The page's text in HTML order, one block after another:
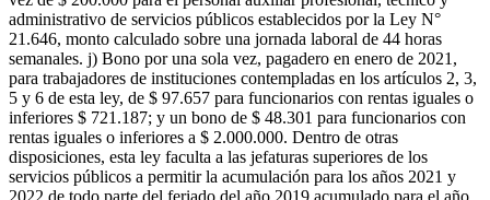
administrativo de servicios públicos establecidos por la Ley N°
21.646, monto calculado sobre una jornada laboral de 44 horas
semanales. j) Bono por una sola vez, pagadero en enero de 2021,
para trabajadores de instituciones contempladas en los artículos 2, 3,
5 y 6 de esta ley, de $ 97.657 para funcionarios con rentas iguales o
inferiores $ 721.187; y un bono de $ 48.301 para funcionarios con
rentas iguales o inferiores a $ 2.000.000. Dentro de otras
disposiciones, esta ley faculta a las jefaturas superiores de los
servicios públicos a permitir la acumulación para los años 2021 y
2022 de todo parte del feriado del año 2019 acumulado para el año